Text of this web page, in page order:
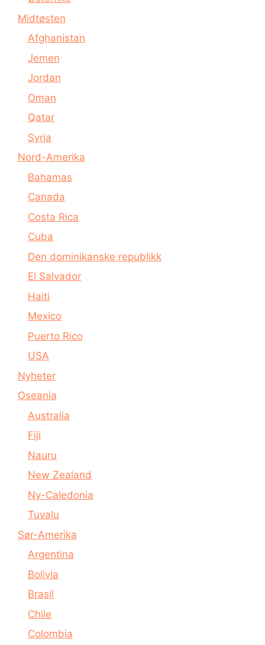
Midtøsten
Afghanistan
Jemen
Jordan
Oman
Qatar
Syria
Nord-Amerika
Bahamas
Canada
Costa Rica
Cuba
Den dominikanske republikk
El Salvador
Haiti
Mexico
Puerto Rico
USA
Nyheter
Oseania
Australia
Fiji
Nauru
New Zealand
Ny-Caledonia
Tuvalu
Sør-Amerika
Argentina
Bolivia
Brasil
Chile
Colombia